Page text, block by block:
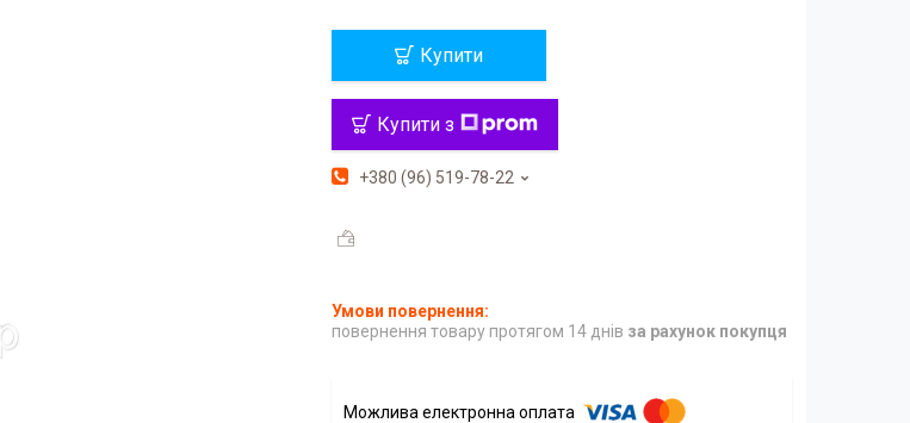
Купити
Купити з
+380 (96) 519-78-22
повернення товару протягом 14 днів за рахунок покупця